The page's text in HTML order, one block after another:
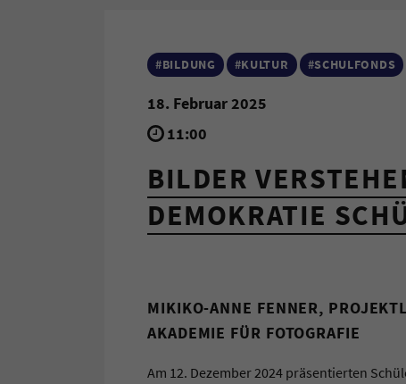
#BILDUNG #KULTUR #SCHULFONDS
18. Februar 2025
11:00
BILDER
DEMOKRATIE
MIKIKO-ANNE FENNER,
AKADEMIE FÜR FOTOGRAFIE
Am 12. Dezember 2024 präsentierten